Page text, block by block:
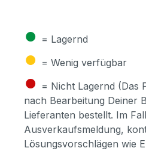
● = Lagernd
● = Wenig verfügbar
● = Nicht Lagernd (Das
nach Bearbeitung Deiner
Lieferanten bestellt. Im
Ausverkaufsmeldung,
Lösungsvorschlägen wie